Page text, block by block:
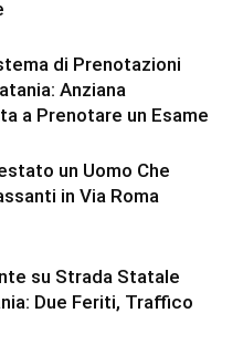
di Prenotazioni
Anziana
a Prenotare un Esame
un Uomo Che
in Via Roma
su Strada Statale
Due Feriti, Traffico